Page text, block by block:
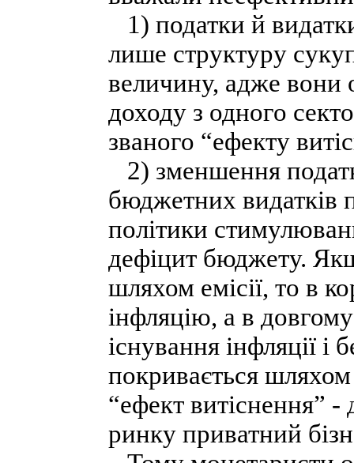
1) податки й
лише структуру
величину, адже вони
доходу з одного
званого “ефекту
2) зменшення
бюджетних видатків
політики
дефіцит бюджету.
шляхом емісії, то в
інфляцію, а в
існування інфляції
покривається
“ефект витіснення” -
ринку приватний